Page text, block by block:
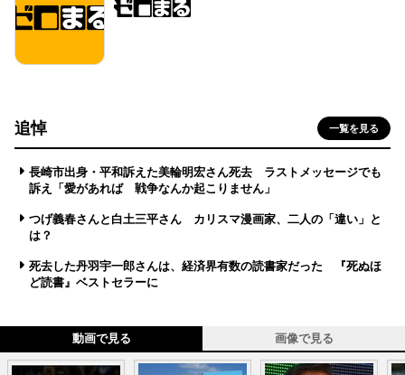
追悼 一覧を見る
長崎市出身・平和訴えた美輪明宏さん死去 ラストメッセージでも
訴え「愛があれば 戦争なんか起こりません」
つげ義春さんと白土三平さん カリスマ漫画家、二人の「違い」と
は？
死去した丹羽宇一郎さんは、経済界有数の読書家だった 『死ぬほ
ど読書』ベストセラーに
動画で見る 画像で見る